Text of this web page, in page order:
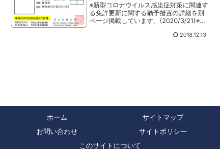
※新型コロナウイルス感染症対策に関連す
る免許更新に関する猶予措置の詳細を別
ページ掲載しています。(2020/3/21)※以
2018.12.13
ホーム
サイトマップ
お問い合わせ
サイトポリシー
このサイトについて